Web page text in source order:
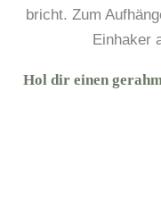
bricht. Zum
Einhaker
Hol dir einen